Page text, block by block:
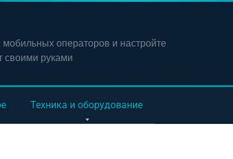
мобильных операторов и настройте
своими руками
Техника и оборудование